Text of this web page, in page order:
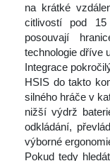
na krátké
citlivostí pod
posouvají
technologie dříve
Integrace
HSIS do takto
ilného hráče v
nižší výdrž
odkládání,
výborné
Pokud tedy